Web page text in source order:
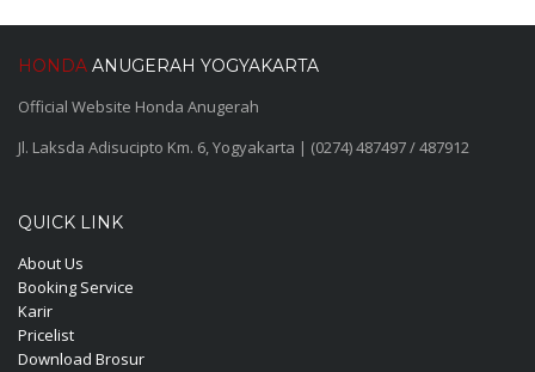
HONDA ANUGERAH YOGYAKARTA
Official Website Honda Anugerah
Jl. Laksda Adisucipto Km. 6, Yogyakarta | (0274) 487497 / 487912
QUICK LINK
About Us
Booking Service
Karir
Pricelist
Download Brosur